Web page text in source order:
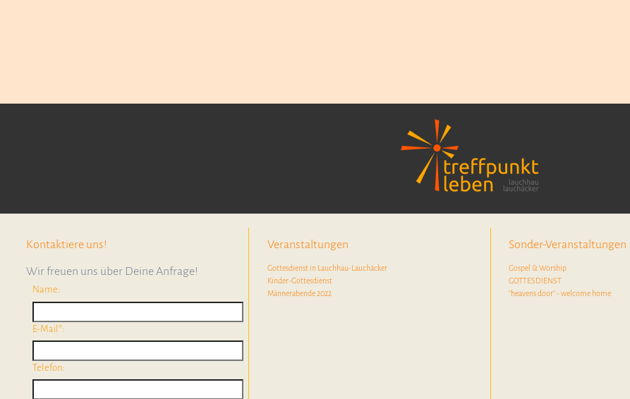
Kontaktiere uns!
Wir freuen uns über Deine Anfrage!
Name:
E-Mail*:
Telefon:
Veranstaltungen
Gottesdienst in Lauchhau-Lauchäcker
Kinder-Gottesdienst
Männerabende 2022
Sonder-Veranstaltungen
Gospel & Worship
GOTTESDIENST
"heavens door" - welcome home